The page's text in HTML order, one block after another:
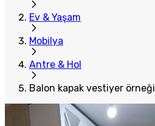
Ev & Yaşam
Mobilya
Antre & Hol
Balon kapak vestiyer örneği